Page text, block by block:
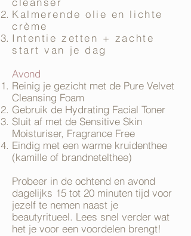
Kalmerende olie en lichte
crème
Intentie zetten + zachte
start van je dag
Avond
Reinig je gezicht met de Pure Velvet
Cleansing Foam
Gebruik de Hydrating Facial Toner
Sluit af met de Sensitive Skin
Moisturiser, Fragrance Free
Eindig met een warme kruidenthee
(kamille of brandnetelthee)
Probeer in de ochtend en avond
dagelijks 15 tot 20 minuten tijd voor
jezelf te nemen naast je
beautyritueel. Lees snel verder wat
het je voor een voordelen brengt!